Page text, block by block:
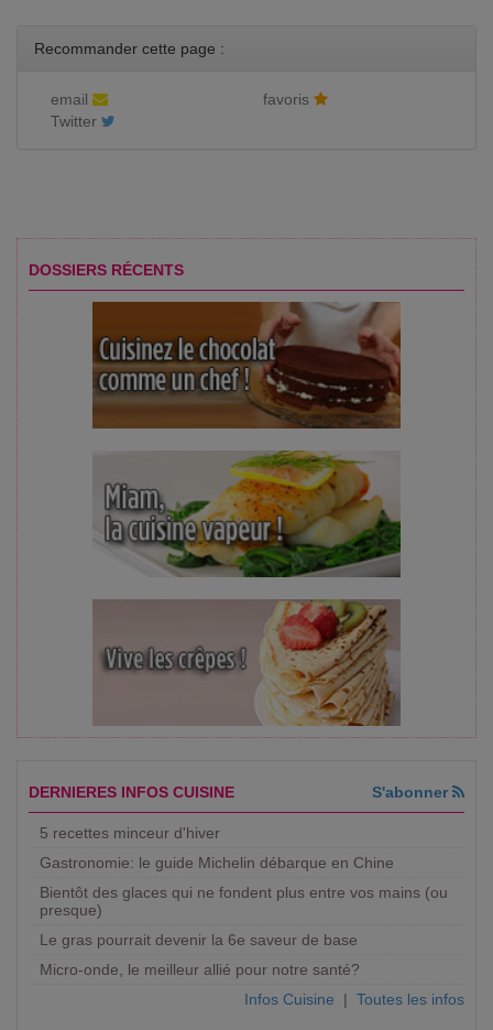
Recommander cette page :
email
favoris
Twitter
DOSSIERS RÉCENTS
DERNIERES INFOS CUISINE S'abonner
5 recettes minceur d'hiver
Gastronomie: le guide Michelin débarque en Chine
Bientôt des glaces qui ne fondent plus entre vos mains (ou
presque)
Le gras pourrait devenir la 6e saveur de base
Micro-onde, le meilleur allié pour notre santé?
Infos Cuisine | Toutes les infos